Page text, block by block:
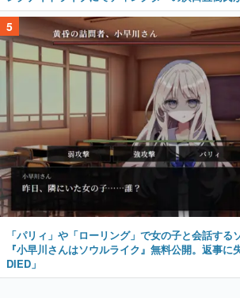
5
「パリィ」や「ローリング」で女の子と会話する
『小早川さんはソウルライク』無料公開。返事に
DIED」